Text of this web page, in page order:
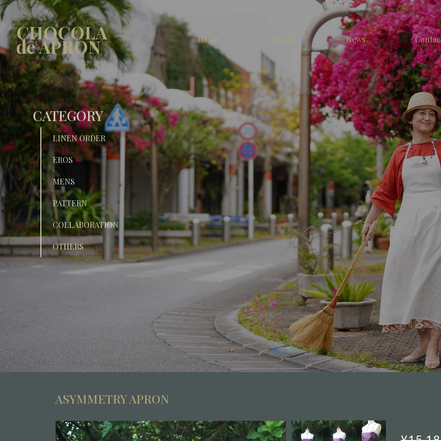
CHOCOLA
de APRON Home About News
CATEGORY
LINEN ORDER
EROS
MENS
PATTERN
COLLABORATION
OTHERS
ASYMMETRY APRON